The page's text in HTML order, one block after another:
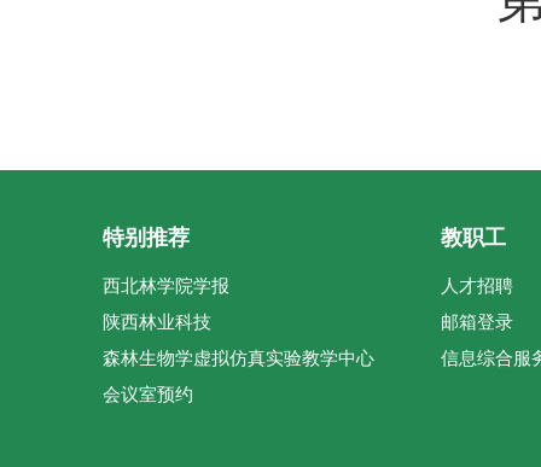
特别推荐
西北林学院学报
陕西林业科技
森林生物学虚拟仿真实验教学中心
会议室预约
教职工
人才招聘
邮箱登录
信息综合服